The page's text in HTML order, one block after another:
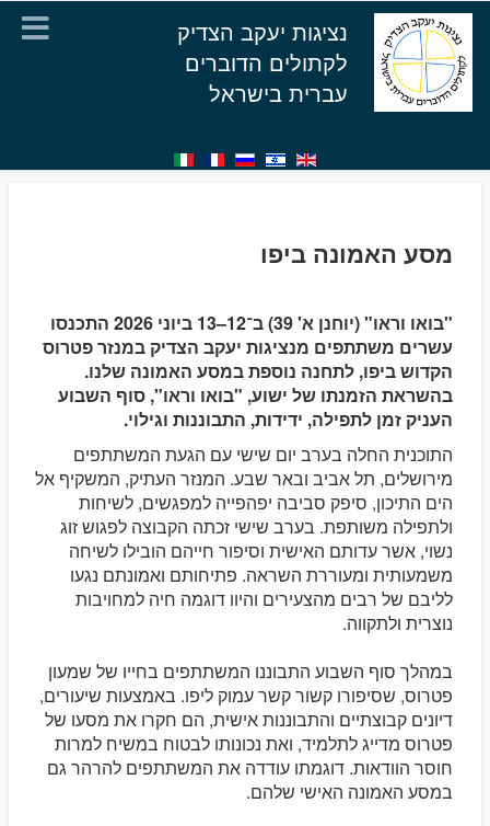
נציגות יעקב הצדיק
לקתולים הדוברים
עברית בישראל
מסע האמונה ביפו
"בואו וראו" (יוחנן א' 39) ב־12–13 ביוני 2026 התכנסו
עשרים משתתפים מנציגות יעקב הצדיק במנזר פטרוס
הקדוש ביפו, לתחנה נוספת במסע האמונה שלנו.
בהשראת הזמנתו של ישוע, "בואו וראו", סוף השבוע
העניק זמן לתפילה, ידידות, התבוננות וגילוי.
התוכנית החלה בערב יום שישי עם הגעת המשתתפים
מירושלים, תל אביב ובאר שבע. המנזר העתיק, המשקיף אל
הים התיכון, סיפק סביבה יפהפייה למפגשים, לשיחות
ולתפילה משותפת. בערב שישי זכתה הקבוצה לפגוש זוג
נשוי, אשר עדותם האישית וסיפור חייהם הובילו לשיחה
משמעותית ומעוררת השראה. פתיחותם ואמונתם נגעו
לליבם של רבים מהצעירים והיוו דוגמה חיה למחויבות
נוצרית ולתקווה.
במהלך סוף השבוע התבוננו המשתתפים בחייו של שמעון
פטרוס, שסיפורו קשור קשר עמוק ליפו. באמצעות שיעורים,
דיונים קבוצתיים והתבוננות אישית, הם חקרו את מסעו של
פטרוס מדייג לתלמיד, ואת נכונותו לבטוח במשיח למרות
חוסר הוודאות. דוגמתו עודדה את המשתתפים להרהר גם
במסע האמונה האישי שלהם.